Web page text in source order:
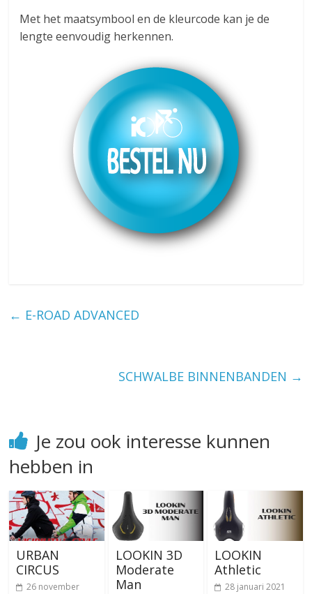
Met het maatsymbool en de kleurcode kan je de
lengte eenvoudig herkennen.
← E-ROAD ADVANCED
SCHWALBE BINNENBANDEN →
Je zou ook interesse kunnen
hebben in
URBAN
CIRCUS
26 november
LOOKIN 3D
Moderate
Man
LOOKIN
Athletic
28 januari 2021